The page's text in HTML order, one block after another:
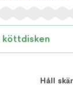
köttdisken
Håll